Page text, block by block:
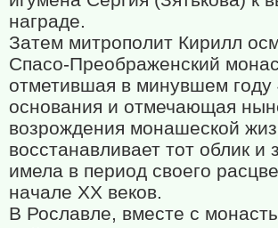
награде.
Затем митрополит Кирилл
Спасо-Преображенский
отметившая в минувшем году
основания и отмечающая
возрождения монашеской
восстанавливает тот облик
имела в период своего
начале XX веков.
В Рославле, вместе с